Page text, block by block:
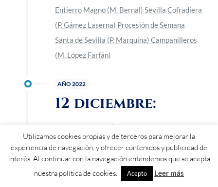
Entierro Magno (M. Bernal) Sevilla Cofradiera
(P. Gámez Laserna) Procesión de Semana
Santa de Sevilla (P. Marquina) Campanilleros
(M. López Farfán)
AÑO 2022
12 diciembre:
Acto público de entrega de los I Premios
Cátedra General Castaños- Helvetia, fruto de
Utilizamos cookies propias y de terceros para mejorar la
experiencia de navegación, y ofrecer contenidos y publicidad de
interés. Al continuar con la navegación entendemos que se acepta
nuestra política de cookies.
Acepto Leer más